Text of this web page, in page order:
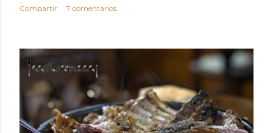
Compartir 7 comentarios